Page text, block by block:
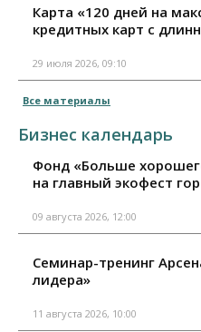
Карта «120 дней на
кредитных карт с
29 июля 2026, 09:10
Все материалы
Бизнес календарь
Фонд «Больше
на главный экофест
09 августа 2026, 12:00
Семинар-тренинг
лидера»
11 августа 2026, 10:00